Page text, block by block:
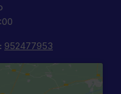
952477953